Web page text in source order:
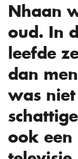
Nhaan
oud. In
leefde
dan
was
ook een